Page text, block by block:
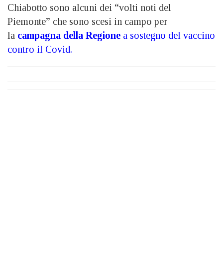
Chiabotto sono alcuni dei “volti noti del
Piemonte” che sono scesi in campo per
la campagna della Regione a sostegno del vaccino
contro il Covid.